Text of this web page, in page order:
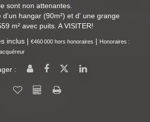
sont non attenantes.
d'un hangar (90m²) et d' une grange
m² avec puits. A VISITER!
inclus | €460 000 hors honoraires | Honoraires :
: